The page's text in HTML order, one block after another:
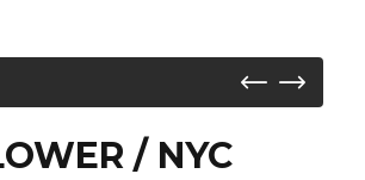
/ NYC